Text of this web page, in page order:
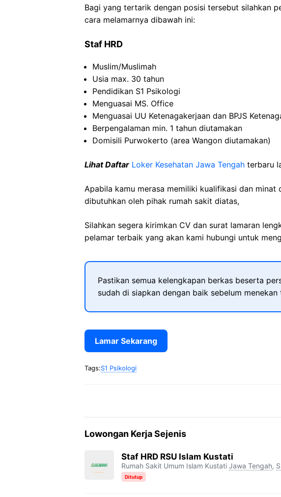
Bagi yang tertarik dengan posisi tersebut silahkan
cara melamarnya dibawah ini:
Staf HRD
Muslim/Muslimah
Usia max. 30 tahun
Pendidikan S1 Psikologi
Menguasai MS. Office
Menguasai UU Ketenagakerjaan dan BPJS
Berpengalaman min. 1 tahun diutamakan
Domisili Purwokerto (area Wangon diutamakan)
Lihat Daftar Loker Kesehatan Jawa Tengah terbaru
Apabila kamu merasa memiliki kualifikasi dan minat
dibutuhkan oleh pihak rumah sakit diatas,
Silahkan segera kirimkan CV dan surat lamaran
pelamar terbaik yang akan kami hubungi untuk
Pastikan semua kelengkapan berkas beserta
sudah di siapkan dengan baik sebelum
Lamar Sekarang
Tags:S1 Psikologi
Lowongan Kerja Sejenis
Staf HRD RSU Islam Kustati
Rumah Sakit Umum Islam Kustati Jawa Tengah,
Ditutup